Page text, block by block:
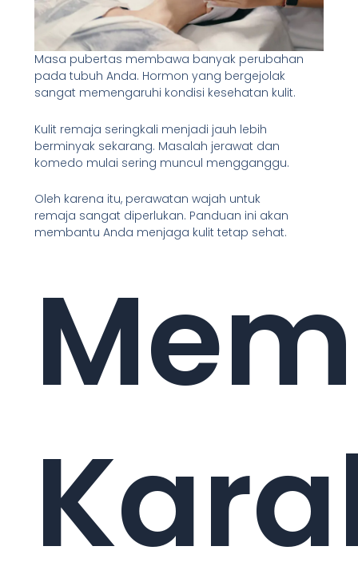
Masa pubertas membawa banyak perubahan
pada tubuh Anda. Hormon yang bergejolak
sangat memengaruhi kondisi kesehatan kulit.
Kulit remaja seringkali menjadi jauh lebih
berminyak sekarang. Masalah jerawat dan
komedo mulai sering muncul mengganggu.
Oleh karena itu, perawatan wajah untuk
remaja sangat diperlukan. Panduan ini akan
membantu Anda menjaga kulit tetap sehat.